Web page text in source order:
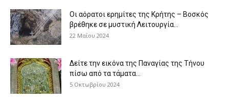
Οι αόρατοι ερημίτες της Κρήτης – Βοσκός
βρέθηκε σε μυστική Λειτουργία...
22 Μαΐου 2024
Δείτε την εικόνα της Παναγίας της Τήνου
πίσω από τα τάματα...
5 Οκτωβρίου 2024